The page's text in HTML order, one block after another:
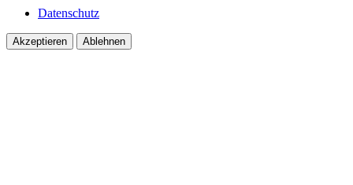
Datenschutz
Akzeptieren Ablehnen